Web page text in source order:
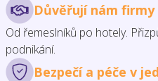
Důvěřují nám
Od řemeslníků po hotely.
podnikání.
Bezpečí a péče v